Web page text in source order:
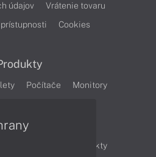
údajov
Vrátenie tovaru
Cookies
Počítače Monitory
Články
Produkty